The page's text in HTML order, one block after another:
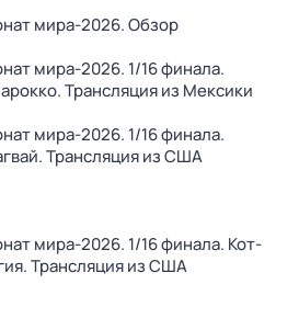
мира-2026. Обзор
мира-2026. 1/16 финала.
Трансляция из Мексики
мира-2026. 1/16 финала.
Трансляция из США
мира-2026. 1/16 финала. Кот-
Трансляция из США